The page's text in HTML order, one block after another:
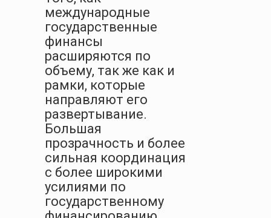
международные
государственные
финансы
расширяются по
объему, так же как и
рамки, которые
направляют его
развертывание.
Большая
прозрачность и более
сильная координация
с более широкими
усилиями по
государственному